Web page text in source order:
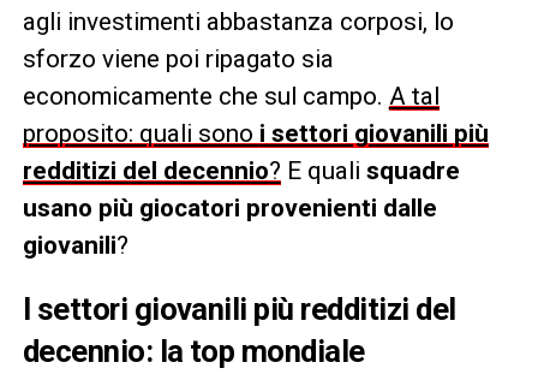
agli investimenti abbastanza corposi, lo
sforzo viene poi ripagato sia
economicamente che sul campo. A tal
proposito: quali sono i settori giovanili più
redditizi del decennio? E quali squadre
usano più giocatori provenienti dalle
giovanili?
I settori giovanili più redditizi del
decennio: la top mondiale